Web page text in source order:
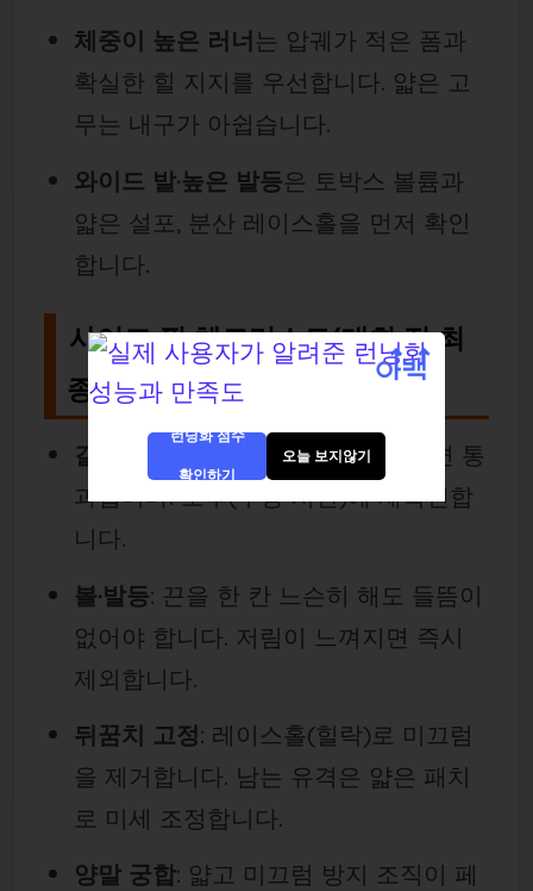
체중이 높은 러너는 압궤가 적은 폼과
확실한 힐 지지를 우선합니다. 얇은 고
무는 내구가 아쉽습니다.
와이드 발·높은 발등은 토박스 볼륨과
얇은 설포, 분산 레이스홀을 먼저 확인
합니다.
사이즈·핏 체크리스트(대회 전 최
종 점검)
길이
: 내리막에서도 앞 압박이 0이면 통
과입니다. 오후(부종 시간)에 재확인합
니다.
볼·발등: 끈을 한 칸 느슨히 해도 들뜸이
없어야 합니다. 저림이 느껴지면 즉시
제외합니다.
뒤꿈치 고정: 레이스홀(힐락)로 미끄럼
을 제거합니다. 남는 유격은 얇은 패치
로 미세 조정합니다.
양말 궁합: 얇고 미끄럼 방지 조직이 페
런닝화 점수
확인하기
오늘 보지않기